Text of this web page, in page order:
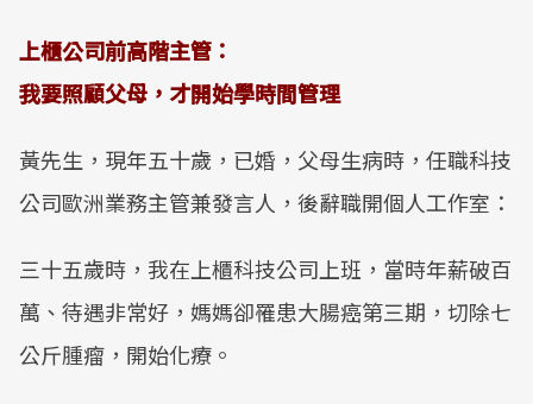
上櫃公司前高階主管：
我要照顧父母，才開始學時間管理
黃先生，現年五十歲，已婚，父母生病時，任職科技
公司歐洲業務主管兼發言人，後辭職開個人工作室：
三十五歲時，我在上櫃科技公司上班，當時年薪破百
萬、待遇非常好，媽媽卻罹患大腸癌第三期，切除七
公斤腫瘤，開始化療。